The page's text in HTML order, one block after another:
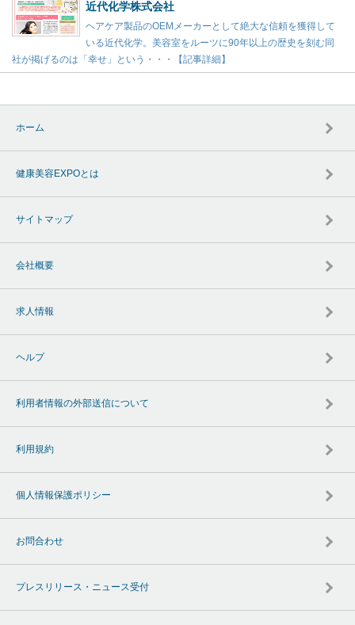
近代化学株式会社
ヘアケア製品のOEMメーカーとして絶大な信頼を獲得して
いる近代化学。美容室をルーツに90年以上の歴史を刻む同
社が掲げるのは「幸せ」という・・・【記事詳細】
ホーム
健康美容EXPOとは
サイトマップ
会社概要
求人情報
ヘルプ
利用者情報の外部送信について
利用規約
個人情報保護ポリシー
お問合わせ
プレスリリース・ニュース受付